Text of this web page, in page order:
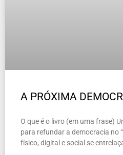
A PRÓXIMA
O que é o livro (em uma frase)
para refundar a democracia no
físico, digital e social se